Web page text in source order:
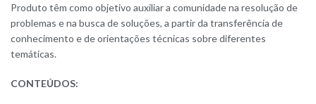
Produto têm como objetivo auxiliar a comunidade na resolução de
problemas e na busca de soluções, a partir da transferência de
conhecimento e de orientações técnicas sobre diferentes
temáticas.
CONTEÚDOS: